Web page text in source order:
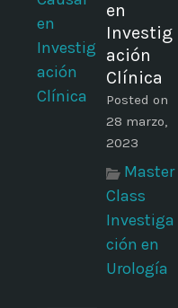
en
Investig
ación
Clínica
Posted on
28 marzo,
2023
Master
Class
Investiga
ción en
Urología